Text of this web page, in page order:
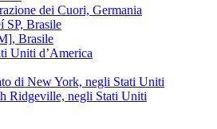
dei Cuori, Germania
SP, Brasile
Brasile
Uniti d’America
di New York, negli Stati Uniti
Ridgeville, negli Stati Uniti